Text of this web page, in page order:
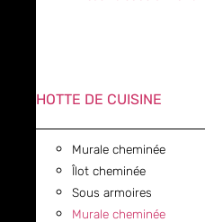
HOTTE DE CUISINE
Murale cheminée
Îlot cheminée
Sous armoires
Murale cheminée